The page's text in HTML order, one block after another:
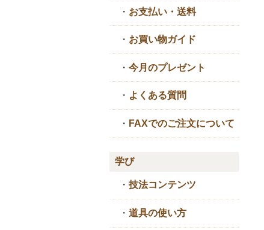
・ お支払い・送料
・ お買い物ガイド
・ 今月のプレゼント
・ よくある質問
・ FAXでのご注文について
学び
・ 技法コンテンツ
・ 道具の使い方